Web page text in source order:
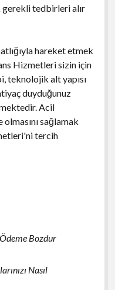
gerekli tedbirleri alır
hareket etmek
Hizmetleri sizin için
teknolojik alt yapısı
duyduğunuz
Acil
olmasını sağlamak
tercih
Bozdur
Nasıl